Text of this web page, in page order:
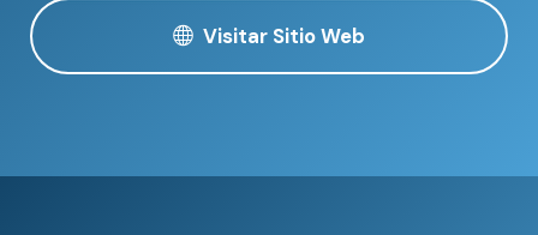
Visitar Sitio Web